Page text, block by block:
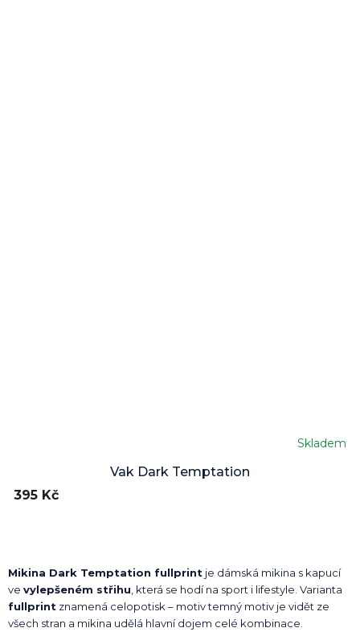
Vak Dark Temptation
Skladem
395 Kč
Mikina Dark Temptation fullprint je dámská mikina s kapucí
ve vylepšeném střihu , která se hodí na sport i lifestyle. Varianta
fullprint znamená celopotisk – motiv temný motiv je vidět ze
všech stran a mikina udělá hlavní dojem celé kombinace.